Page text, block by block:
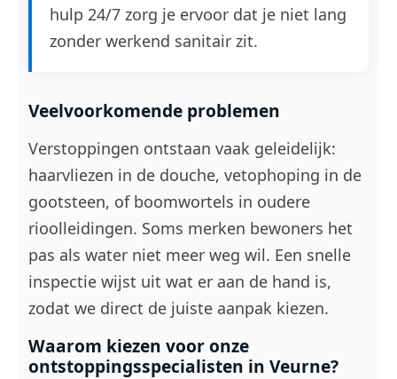
hulp 24/7 zorg je ervoor dat je niet lang
zonder werkend sanitair zit.
Veelvoorkomende problemen
Verstoppingen ontstaan vaak geleidelijk:
haarvliezen in de douche, vetophoping in de
gootsteen, of boomwortels in oudere
rioolleidingen. Soms merken bewoners het
pas als water niet meer weg wil. Een snelle
inspectie wijst uit wat er aan de hand is,
zodat we direct de juiste aanpak kiezen.
Waarom kiezen voor onze
ontstoppingsspecialisten in Veurne?